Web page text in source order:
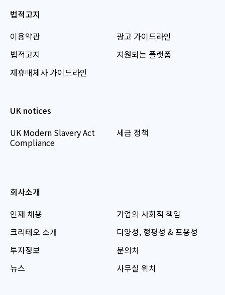
법적고지
이용약관
법적고지
제휴매체사 가이드라인
광고 가이드라인
지원되는 플랫폼
UK notices
UK Modern Slavery Act
Compliance
세금 정책
회사소개
인재 채용
크리테오 소개
투자정보
뉴스
기업의 사회적 책임
다양성, 형평성 & 포용성
문의처
사무실 위치